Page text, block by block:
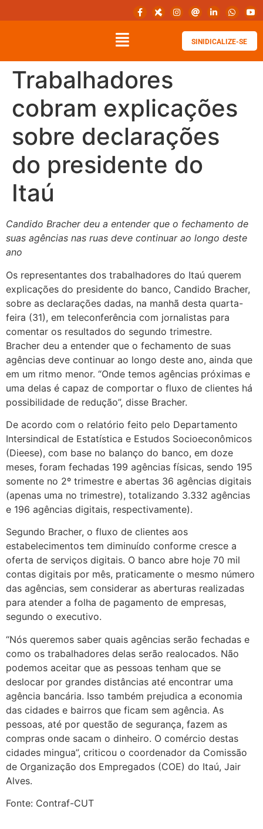
SINIDICALIZE-SE
Trabalhadores
cobram explicações
sobre declarações
do presidente do
Itaú
Candido Bracher deu a entender que o fechamento de
suas agências nas ruas deve continuar ao longo deste
ano
Os representantes dos trabalhadores do Itaú querem
explicações do presidente do banco, Candido Bracher,
sobre as declarações dadas, na manhã desta quarta-
feira (31), em teleconferência com jornalistas para
comentar os resultados do segundo trimestre.
Bracher deu a entender que o fechamento de suas
agências deve continuar ao longo deste ano, ainda que
em um ritmo menor. “Onde temos agências próximas e
uma delas é capaz de comportar o fluxo de clientes há
possibilidade de redução”, disse Bracher.
De acordo com o relatório feito pelo Departamento
Intersindical de Estatística e Estudos Socioeconômicos
(Dieese), com base no balanço do banco, em doze
meses, foram fechadas 199 agências físicas, sendo 195
somente no 2º trimestre e abertas 36 agências digitais
(apenas uma no trimestre), totalizando 3.332 agências
e 196 agências digitais, respectivamente).
Segundo Bracher, o fluxo de clientes aos
estabelecimentos tem diminuído conforme cresce a
oferta de serviços digitais. O banco abre hoje 70 mil
contas digitais por mês, praticamente o mesmo número
das agências, sem considerar as aberturas realizadas
para atender a folha de pagamento de empresas,
segundo o executivo.
“Nós queremos saber quais agências serão fechadas e
como os trabalhadores delas serão realocados. Não
podemos aceitar que as pessoas tenham que se
deslocar por grandes distâncias até encontrar uma
agência bancária. Isso também prejudica a economia
das cidades e bairros que ficam sem agência. As
pessoas, até por questão de segurança, fazem as
compras onde sacam o dinheiro. O comércio destas
cidades mingua”, criticou o coordenador da Comissão
de Organização dos Empregados (COE) do Itaú, Jair
Alves.
Fonte: Contraf-CUT